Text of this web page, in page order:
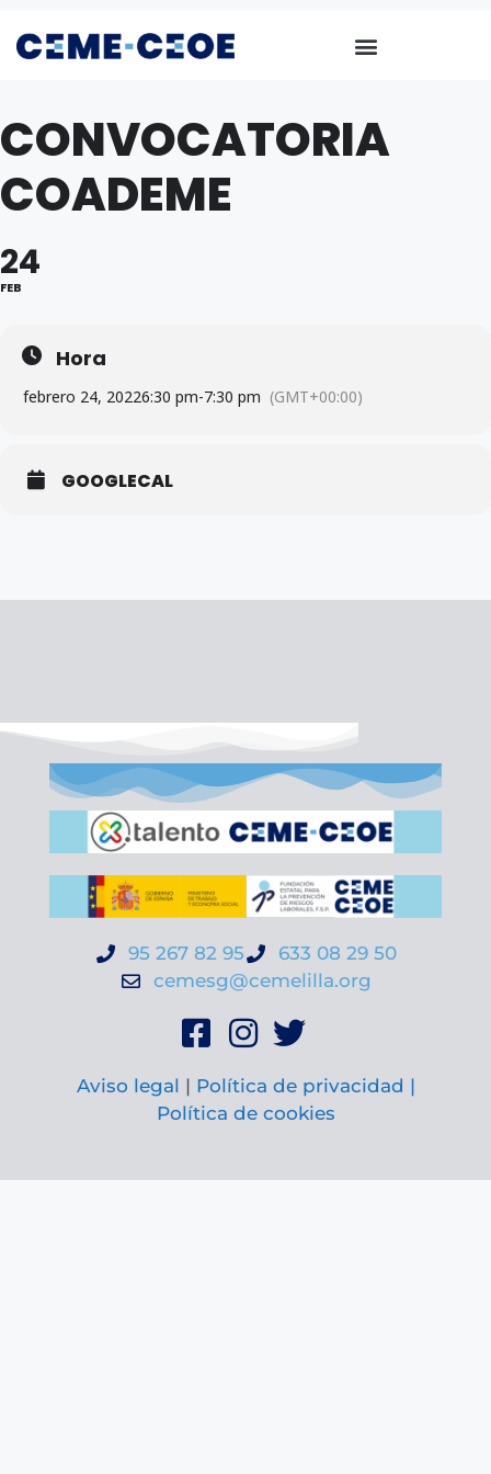
CONVOCATORIA
COADEME
24
FEB
Hora
febrero 24, 20226:30 pm-7:30 pm (GMT+00:00)
GOOGLECAL
95 267 82 95
633 08 29 50
cemesg@cemelilla.org
Aviso legal | Política de privacidad |
Política de cookies